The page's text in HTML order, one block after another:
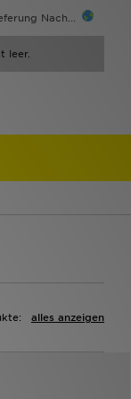
Nach...
leer.
alles anzeigen